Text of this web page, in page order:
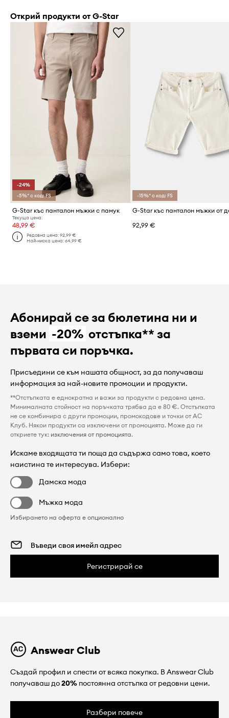
Открий продукти от G-Star
-24%
-5%* с код: FS
G-Star къс панталон мъжки с памук
Текуща цена:
48,99 €
Редовна цена:92,99 €
Най-ниска цена:64,99 €
-15%* с код: FS
92,99 €
Абонирай се за бюлетина ни и
вземи -20% отстъпка** за
първата си поръчка.
Присъедини се към нашата общност, за да получаваш
информация за най-новите промоции и продукти.
**Отстъпката е еднократна и важи за продукти с редовна цена.
Минималната стойност на поръчката трябва да е 80 €. Отстъпката
не се комбинира с други промоции, промокодове и точки от AC
Клуб. Някои продукти са изключени от промоцията. Може да ги
откриете тук: изключения от промоцията.
Искаме входящата ти поща да съдържа само това, което
наистина те интересува. Избери:
Дамска мода
Мъжка мода
Избирането на оферта е опционално
Регистрирай се
Answear Club
Създай профил и спести от всяка покупка. В Answear Club
получаваш до20% постоянна отстъпка от редовни цени.
Разбери повече